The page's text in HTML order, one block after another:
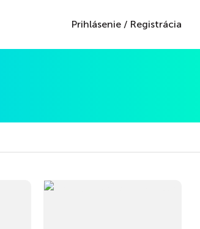
Prihlásenie / Registrácia